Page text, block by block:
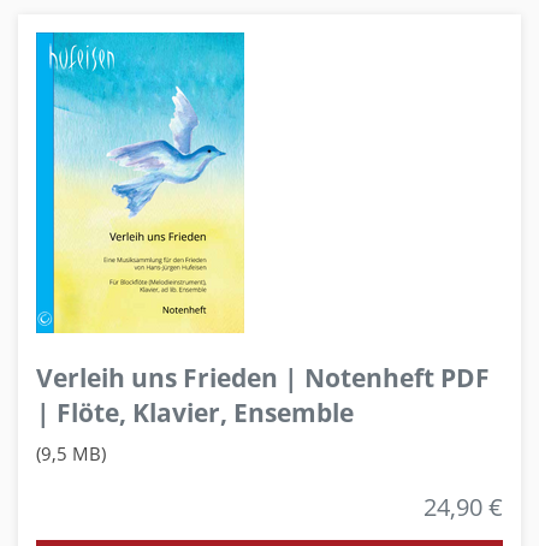
Verleih uns Frieden | Notenheft PDF
| Flöte, Klavier, Ensemble
(9,5 MB)
24,90 €